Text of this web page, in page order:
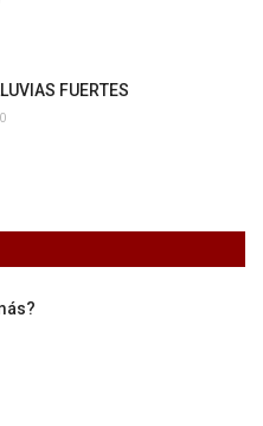
FUERTES
0